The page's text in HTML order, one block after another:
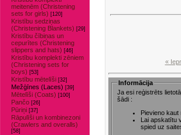
meitenēm (Christening
sets for girls) [120]
Kristību sedziņas
(Christening Blankets) [29]
Kristību čībiņas un
cepurītes (Christening
slippers and hats) [46]
Kristību komplekti zēniem
(Christening sets for
boys) [53]
Kristību mētelīši [32]
Mežģīnes (Laces) [39]
Mētelīši (Coats) [100]
Pančo [26]
Pūriņi [37]
Rāpulīši un kombinezoni
(Crawlers and overalls)
[58]
«
Informācija
Ja esi reģistrēts
šādi :
Pievieno
Lai apskatītu
spied uz